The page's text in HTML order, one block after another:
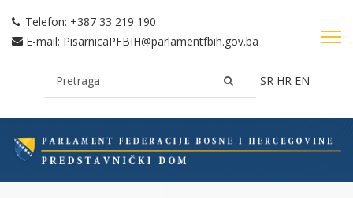
Telefon: +387 33 219 190
E-mail: PisarnicaPFBIH@parlamentfbih.gov.ba
SR HR EN